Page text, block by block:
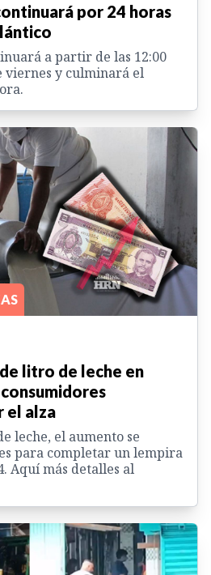
por 24 horas
a partir de las 12:00
viernes y culminará el
litro de leche en
el alza
leche, el aumento se
para completar un lempira
Aquí más detalles al